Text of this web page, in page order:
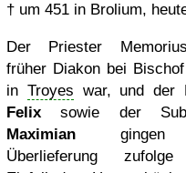
† um 451 in Brolium,
Der Priester
früher Diakon bei Bischof
in Troyes war, und der
Felix sowie der
Maximian gingen
Überlieferung